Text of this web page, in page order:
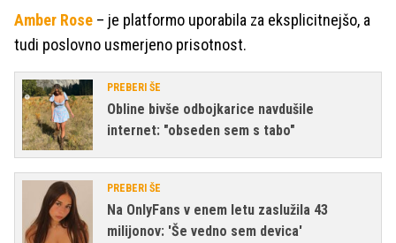
Amber Rose – je platformo uporabila za eksplicitnejšo, a
tudi poslovno usmerjeno prisotnost.
PREBERI ŠE
Obline bivše odbojkarice navdušile
internet: "obseden sem s tabo"
PREBERI ŠE
Na OnlyFans v enem letu zaslužila 43
milijonov: 'Še vedno sem devica'